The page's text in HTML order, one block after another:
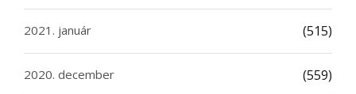
2021. január (515)
2020. december (559)